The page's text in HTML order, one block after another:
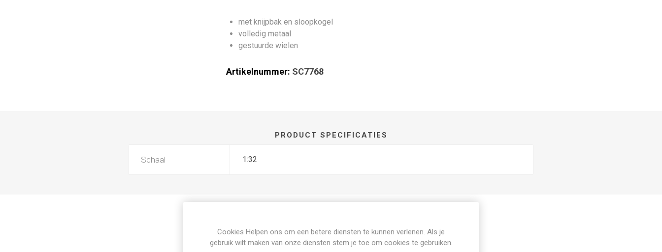
met knijpbak en sloopkogel
volledig metaal
gestuurde wielen
Artikelnummer: SC7768
PRODUCT SPECIFICATIES
Schaal 1:32
Gerelateerde producten
Cookies Helpen ons om een betere diensten te kunnen verlenen. Als je
gebruik wilt maken van onze diensten stem je toe om cookies te gebruiken.